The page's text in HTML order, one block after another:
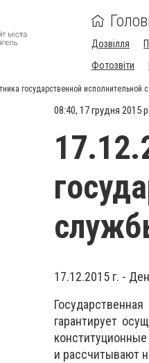
Дозвілля
Фотозвіти
государственной исполнительной
08:40, 17 грудня 2015 р.
17.12.2015 г. -
гарантирует
и рассчитывают